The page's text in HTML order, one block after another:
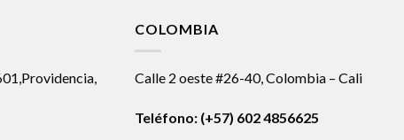
COLOMBIA
Calle 2 oeste #26-40, Colombia – Cali
Teléfono: (+57) 602 4856625